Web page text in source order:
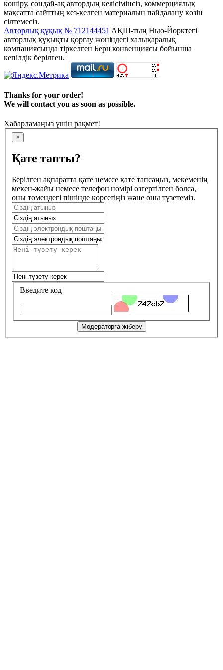
көшіру, сондай-ақ автордың келісімінсіз, коммерциялық
мақсатта сайттың кез-келген материалын пайдалану көзін
сілтемесіз.
Авторлық құқық № 712144451 АҚШ-тың Нью-Йорктегі
авторлық құқықты қорғау жөніндегі халықаралық
компаниясында тіркелген Берн конвенциясы бойынша
кепілдік берілген.
Thanks for your order!
We will contact you as soon as possible.
Хабарламаңыз үшін рақмет!
×
Қате тапты?
Берілген ақпаратта қате немесе қате тапсаңыз, мекеменің
мекен-жайы немесе телефон нөмірі өзгертілген болса,
оны төмендегі пішінде көрсетіңіз және оны түзетеміз.
Введите код
Модераторға жіберу